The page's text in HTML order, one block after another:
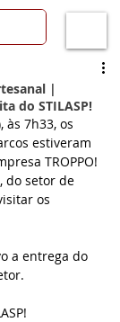
|
do STILASP!
às 7h33, os
estiveram
TROPPO!
do setor de
os
a entrega do